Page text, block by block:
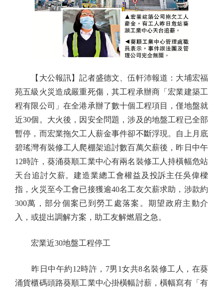
【大公報訊】記者盛德文、伍軒沛報道：大埔宏福
苑五級火災造成嚴重死傷，其工程承辦商「宏業建築工
程有限公司」在全港承辦了數十個工程項目，僅地盤就
近30個。大火後，因安全問題，涉及的地盤工程已全部
暫停，而宏業拖欠工人薪金事件卻不斷浮現。自上月底
碧瑤灣有裝修工人爬棚架追討數百萬欠薪後，昨日中午
12時許，葵涌葵順工業中心有兩名裝修工人持橫幅危站
天台追討欠薪。建造業總工會權益及投訴主任吳偉樑
指，火災至今工會已接獲逾40名工友欠薪求助，涉款約
300萬，部分個案已到勞工處落案。期望政府主動介
入，或提出調解方案，助工友解燃眉之急。
宏業近30地盤工程停工
昨日中午約12時許，7男1女共8名裝修工人，在葵
涌貨櫃碼頭路葵順工業中心掛橫幅討薪，橫幅寫有「有